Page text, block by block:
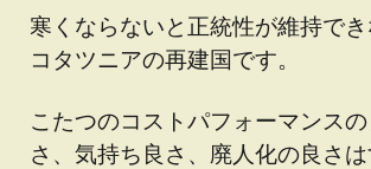
寒くならないと正統性が維持でき
コタツニアの再建国です。
こたつのコストパフォーマンス
さ、気持ち良さ、廃人化の良さ